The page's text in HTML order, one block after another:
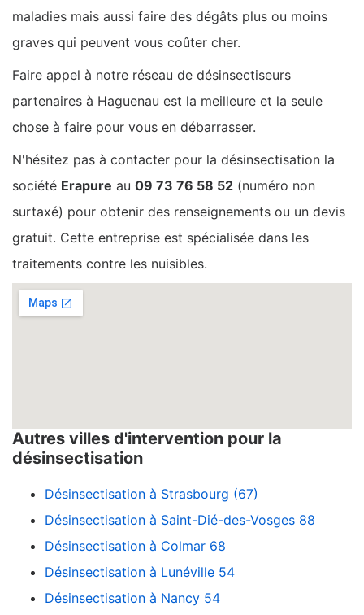
maladies mais aussi faire des dégâts plus ou moins
graves qui peuvent vous coûter cher.
Faire appel à notre réseau de désinsectiseurs
partenaires à Haguenau est la meilleure et la seule
chose à faire pour vous en débarrasser.
N'hésitez pas à contacter pour la désinsectisation la
société Erapure au 09 73 76 58 52 (numéro non
surtaxé) pour obtenir des renseignements ou un devis
gratuit. Cette entreprise est spécialisée dans les
traitements contre les nuisibles.
Autres villes d'intervention pour la
désinsectisation
Désinsectisation à Strasbourg (67)
Désinsectisation à Saint-Dié-des-Vosges 88
Désinsectisation à Colmar 68
Désinsectisation à Lunéville 54
Désinsectisation à Nancy 54